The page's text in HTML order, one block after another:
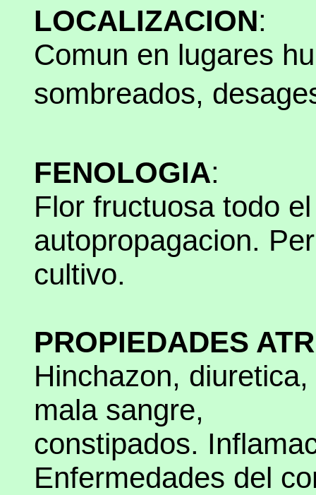
LOCALIZACION:
Comun en lugares
sombreados,
FENOLOGIA:
Flor fructuosa todo
autopropagacion.
cultivo.
PROPIEDADES
Hinchazon,
mala sangre,
constipados.
Enfermedades del